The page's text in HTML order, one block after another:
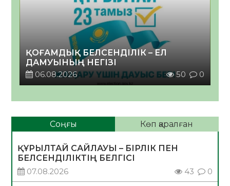
ҚОҒАМДЫҚ БЕЛСЕНДІЛІК – ЕЛ
ДАМУЫНЫҢ НЕГІЗІ
06.08.2026
50 0
Соңғы Көп қаралған
ҚҰРЫЛТАЙ САЙЛАУЫ – БІРЛІК ПЕН
БЕЛСЕНДІЛІКТІҢ БЕЛГІСІ
07.08.2026
43 0